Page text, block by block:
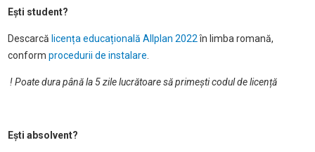
Ești student?
Descarcă licența educațională Allplan 2022în limba romană,
conform procedurii de instalare
! Poate dura până la 5 zile lucrătoare să primești codul de licență
Ești absolvent?